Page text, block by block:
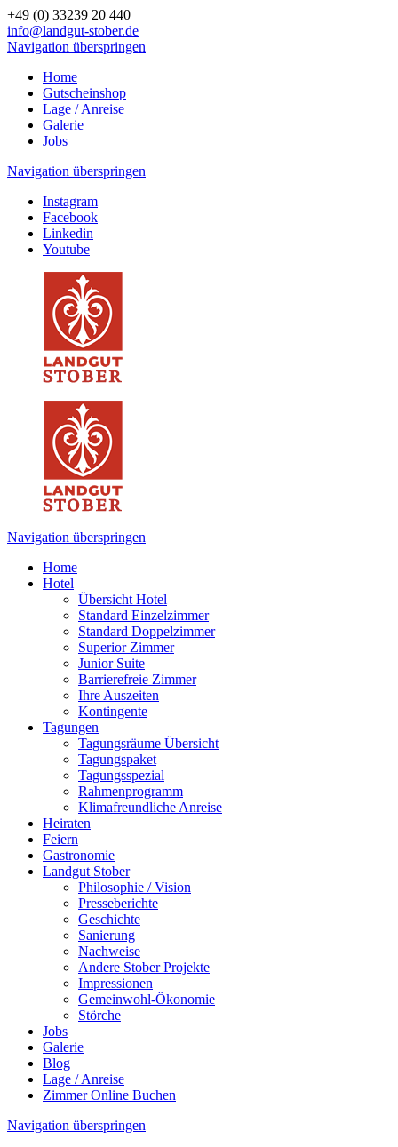
+49 (0) 33239 20 440
info@landgut-stober.de
Navigation überspringen
Home
Gutscheinshop
Lage / Anreise
Galerie
Jobs
Navigation überspringen
Instagram
Facebook
Linkedin
Youtube
Navigation überspringen
Home
Hotel
Übersicht Hotel
Standard Einzelzimmer
Standard Doppelzimmer
Superior Zimmer
Junior Suite
Barrierefreie Zimmer
Ihre Auszeiten
Kontingente
Tagungen
Tagungsräume Übersicht
Tagungspaket
Tagungsspezial
Rahmenprogramm
Klimafreundliche Anreise
Heiraten
Feiern
Gastronomie
Landgut Stober
Philosophie / Vision
Presseberichte
Geschichte
Sanierung
Nachweise
Andere Stober Projekte
Impressionen
Gemeinwohl-Ökonomie
Störche
Jobs
Galerie
Blog
Lage / Anreise
Zimmer Online Buchen
Navigation überspringen